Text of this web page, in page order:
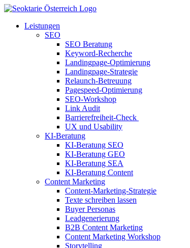
Leistungen
SEO
SEO Beratung
Keyword-Recherche
Landingpage-Optimierung
Landingpage-Strategie
Relaunch-Betreuung
Pagespeed-Optimierung
SEO-Workshop
Link Audit
Barrierefreiheit-Check
UX und Usability
KI-Beratung
KI-Beratung SEO
KI-Beratung GEO
KI-Beratung SEA
KI-Beratung Content
Content Marketing
Content-Marketing-Strategie
Texte schreiben lassen
Buyer Personas
Leadgenerierung
B2B Content Marketing
Content Marketing Workshop
Storytelling